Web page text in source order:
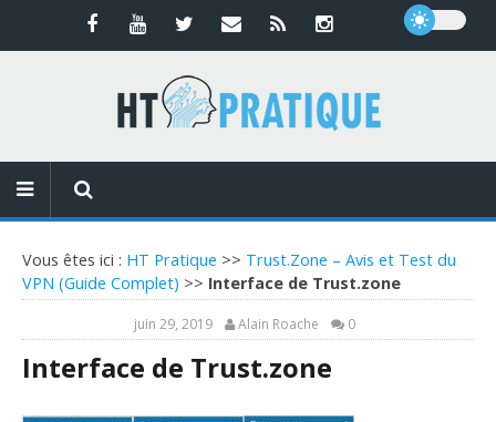
Vous êtes ici : HT Pratique >> Trust.Zone – Avis et Test du
VPN (Guide Complet) >> Interface de Trust.zone
juin 29, 2019 Alain Roache 0
Interface de Trust.zone